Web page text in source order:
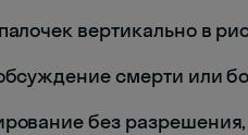
вертикально в
смерти или
без